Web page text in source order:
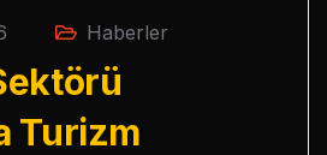
Haberler
Turizm